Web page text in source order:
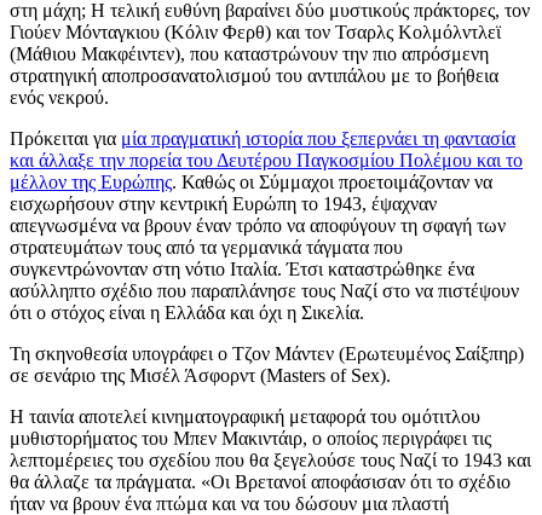
στη μάχη; Η τελική ευθύνη βαραίνει δύο μυστικούς πράκτορες, τον
Γιούεν Μόνταγκιου (Κόλιν Φερθ) και τον Τσαρλς Κολμόλντλεϊ
(Μάθιου Μακφέιντεν), που καταστρώνουν την πιο απρόσμενη
στρατηγική αποπροσανατολισμού του αντιπάλου με το βοήθεια
ενός νεκρού.
Πρόκειται για μία πραγματική ιστορία που ξεπερνάει τη φαντασία
και άλλαξε την πορεία του Δευτέρου Παγκοσμίου Πολέμου και το
μέλλον της Ευρώπης. Καθώς οι Σύμμαχοι προετοιμάζονταν να
εισχωρήσουν στην κεντρική Ευρώπη το 1943, έψαχναν
απεγνωσμένα να βρουν έναν τρόπο να αποφύγουν τη σφαγή των
στρατευμάτων τους από τα γερμανικά τάγματα που
συγκεντρώνονταν στη νότιο Ιταλία. Έτσι καταστρώθηκε ένα
ασύλληπτο σχέδιο που παραπλάνησε τους Ναζί στο να πιστέψουν
ότι ο στόχος είναι η Ελλάδα και όχι η Σικελία.
Τη σκηνοθεσία υπογράφει ο Τζον Μάντεν (Ερωτευμένος Σαίξπηρ)
σε σενάριο της Μισέλ Άσφορντ (Masters of Sex).
Η ταινία αποτελεί κινηματογραφική μεταφορά του ομότιτλου
μυθιστορήματος του Μπεν Μακιντάιρ, ο οποίος περιγράφει τις
λεπτομέρειες του σχεδίου που θα ξεγελούσε τους Ναζί το 1943 και
θα άλλαζε τα πράγματα. «Οι Βρετανοί αποφάσισαν ότι το σχέδιο
ήταν να βρουν ένα πτώμα και να του δώσουν μια πλαστή